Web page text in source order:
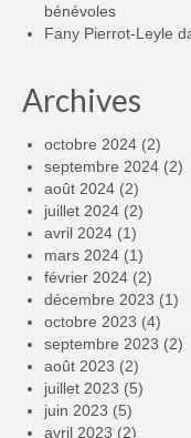
bénévoles
Fany Pierrot-Leyle
Archives
octobre 2024 (2)
septembre 2024 (2)
août 2024 (2)
juillet 2024 (2)
avril 2024 (1)
mars 2024 (1)
février 2024 (2)
décembre 2023 (1)
octobre 2023 (4)
septembre 2023 (2)
août 2023 (2)
juillet 2023 (5)
juin 2023 (5)
avril 2023 (2)